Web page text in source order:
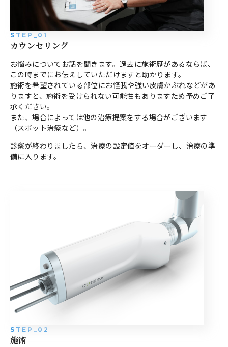
STEP_01
カウンセリング
お悩みについてお話を聞きます。過去に施術歴があるならば、
この時までにお伝えしていただけますと助かります。
施術を希望されている部位にお怪我や強い皮膚かぶれなどがあ
りますと、施術を受けられない可能性もありますため予めご了
承ください。
また、場合によっては他の治療提案をする場合がございます
（スポット治療など）。
診察が終わりましたら、治療の設定値をオーダーし、治療の準
備に入ります。
STEP_02
施術